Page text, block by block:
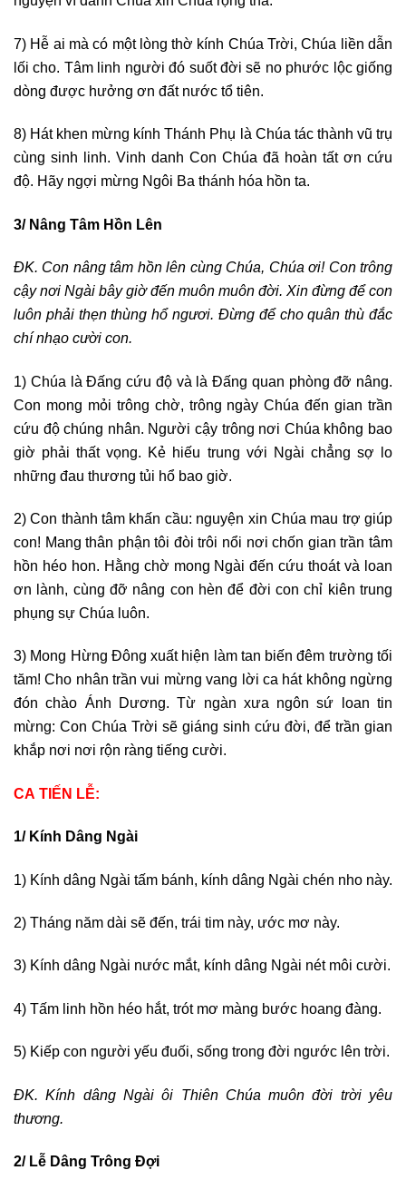
7) Hễ ai mà có một lòng thờ kính Chúa Trời, Chúa liền dẫn
lối cho. Tâm linh người đó suốt đời sẽ no phước lộc giống
dòng được hưởng ơn đất nước tổ tiên.
8) Hát khen mừng kính Thánh Phụ là Chúa tác thành vũ trụ
cùng sinh linh. Vinh danh Con Chúa đã hoàn tất ơn cứu
độ. Hãy ngợi mừng Ngôi Ba thánh hóa hồn ta.
3/ Nâng Tâm Hồn Lên
ĐK. Con nâng tâm hồn lên cùng Chúa, Chúa ơi! Con trông
cậy nơi Ngài bây giờ đến muôn muôn đời. Xin đừng để con
luôn phải thẹn thùng hổ ngươi. Đừng để cho quân thù đắc
chí nhạo cười con.
1) Chúa là Đấng cứu độ và là Đấng quan phòng đỡ nâng.
Con mong mỏi trông chờ, trông ngày Chúa đến gian trần
cứu độ chúng nhân. Người cậy trông nơi Chúa không bao
giờ phải thất vọng. Kẻ hiếu trung với Ngài chẳng sợ lo
những đau thương tủi hổ bao giờ.
2) Con thành tâm khấn cầu: nguyện xin Chúa mau trợ giúp
con! Mang thân phận tôi đòi trôi nổi nơi chốn gian trần tâm
hồn héo hon. Hằng chờ mong Ngài đến cứu thoát và loan
ơn lành, cùng đỡ nâng con hèn để đời con chỉ kiên trung
phụng sự Chúa luôn.
3) Mong Hừng Đông xuất hiện làm tan biến đêm trường tối
tăm! Cho nhân trần vui mừng vang lời ca hát không ngừng
đón chào Ánh Dương. Từ ngàn xưa ngôn sứ loan tin
mừng: Con Chúa Trời sẽ giáng sinh cứu đời, để trần gian
khắp nơi nơi rộn ràng tiếng cười.
CA TIẾN LỄ:
1/ Kính Dâng Ngài
1) Kính dâng Ngài tấm bánh, kính dâng Ngài chén nho này.
2) Tháng năm dài sẽ đến, trái tim này, ước mơ này.
3) Kính dâng Ngài nước mắt, kính dâng Ngài nét môi cười.
4) Tấm linh hồn héo hắt, trót mơ màng bước hoang đàng.
5) Kiếp con người yếu đuối, sống trong đời ngước lên trời.
ĐK. Kính dâng Ngài ôi Thiên Chúa muôn đời trời yêu
thương.
2/ Lễ Dâng Trông Đợi